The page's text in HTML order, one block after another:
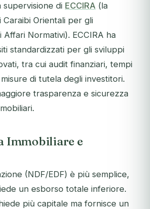
di ECCIRA (la
Caraibi Orientali per gli
Affari Normativi). ECCIRA ha
standardizzati per gli sviluppi
tra cui audit finanziari, tempi
di tutela degli investitori.
trasparenza e sicurezza
Immobiliare e
(NDF/EDF) è più semplice,
un esborso totale inferiore.
più capitale ma fornisce un